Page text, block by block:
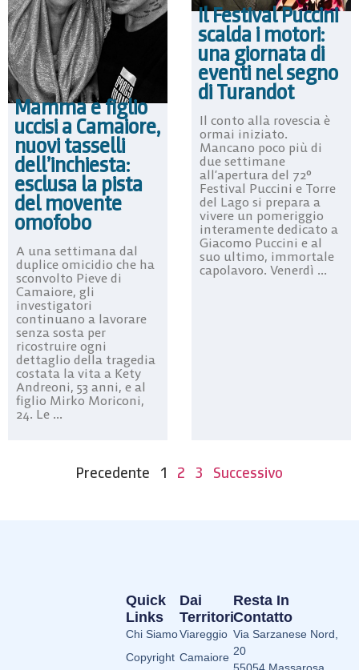
Mamma e figlio
uccisi a Camaiore,
nuovi tasselli
dell’inchiesta:
esclusa la pista
del movente
omofobo
A una settimana dal
duplice omicidio che ha
sconvolto Pieve di
Camaiore, gli
investigatori
continuano a lavorare
senza sosta per
ricostruire ogni
dettaglio della tragedia
costata la vita a Kety
Andreoni, 53 anni, e al
figlio Mirko Moriconi,
24. Le ...
Il Festival Puccini
scalda i motori:
una giornata di
eventi nel segno
di Turandot
Il conto alla rovescia è
ormai iniziato.
Mancano poco più di
due settimane
all’apertura del 72°
Festival Puccini e Torre
del Lago si prepara a
vivere un pomeriggio
interamente dedicato a
Giacomo Puccini e al
suo ultimo, immortale
capolavoro. Venerdì ...
Precedente 1 2 3 Successivo
Dai
Territori
Viareggio
Camaiore
Quick
Links
Chi Siamo
Copyright
Resta In
Contatto
Via Sarzanese Nord,
20
55054 Massarosa